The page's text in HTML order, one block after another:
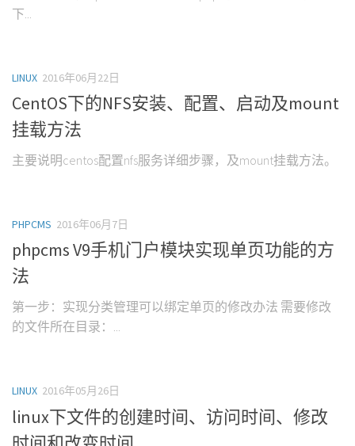
下...
LINUX 2016年06月22日
CentOS下的NFS安装、配置、启动及mount
挂载方法
主要说明centos配置nfs服务详细步骤，及mount挂载方法。
PHPCMS 2016年06月7日
phpcms V9手机门户模块实现单页功能的方
法
第一步：实现分类管理可以绑定单页的修改办法 需要修改
的文件所在目录：...
LINUX 2016年05月26日
linux下文件的创建时间、访问时间、修改